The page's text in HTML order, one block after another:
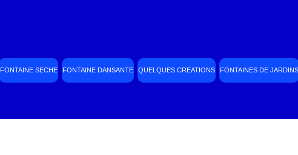
FONTAINE SECHE FONTAINE DANSANTE QUELQUES CREATIONS FONTAINES DE JARDINS